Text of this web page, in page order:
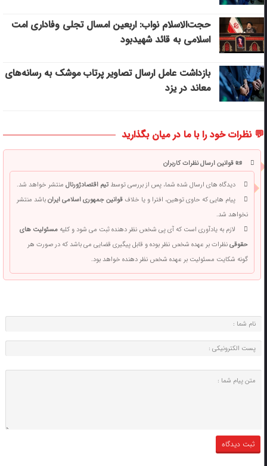
حجت‌الاسلام نواب: اربعین امسال تجلی وفاداری امت
اسلامی به قائد شهیدبود
بازداشت عامل ارسال تصاویر پرتاب موشک به رسانه‌های
معاند در یزد
💬 نظرات خود را با ما در میان بگذارید
📜 قوانین ارسال نظرات کاربران
دیدگاه های ارسال شده شما، پس از بررسی توسطتیم اقتصادژورنالمنتشر خواهد شد.
پیام هایی که حاوی توهین، افترا و یا خلافقوانین جمهوری اسلامی ایرانباشد منتشر
نخواهد شد.
لازم به یادآوری است که آی پی شخص نظر دهنده ثبت می شود و کلیهمسئولیت های
حقوقینظرات بر عهده شخص نظر بوده و قابل پیگیری قضایی می باشد که در صورت هر
گونه شکایت مسئولیت بر عهده شخص نظر دهنده خواهد بود.